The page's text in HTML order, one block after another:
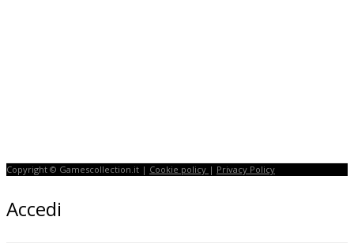
Copyright © Gamescollection.it | Cookie policy | Privacy Policy
Accedi